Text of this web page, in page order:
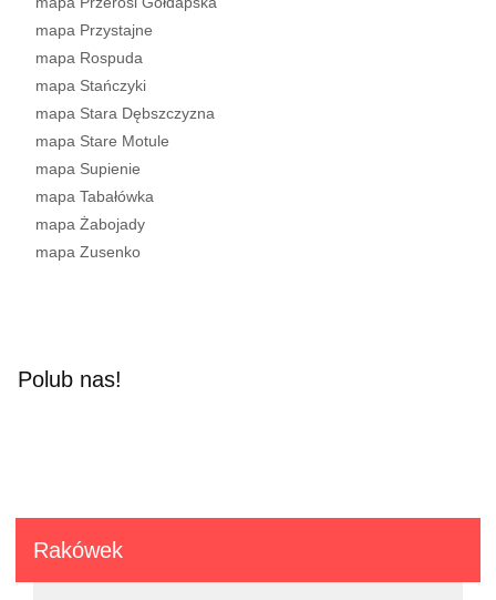
mapa Przystajne
mapa Rospuda
mapa Stańczyki
mapa Stara Dębszczyzna
mapa Stare Motule
mapa Supienie
mapa Tabałówka
mapa Żabojady
mapa Zusenko
Polub nas!
Rakówek